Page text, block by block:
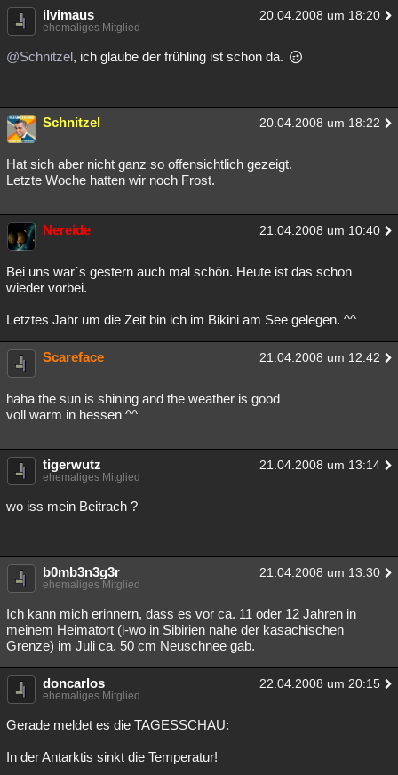
ilvimaus 20.04.2008 um 18:20
ehemaliges Mitglied
@Schnitzel, ich glaube der frühling ist schon da.
Schnitzel 20.04.2008 um 18:22
Hat sich aber nicht ganz so offensichtlich gezeigt.
Letzte Woche hatten wir noch Frost.
Nereide 21.04.2008 um 10:40
Bei uns war´s gestern auch mal schön. Heute ist das schon
wieder vorbei.
Letztes Jahr um die Zeit bin ich im Bikini am See gelegen. ^^
Scareface 21.04.2008 um 12:42
haha the sun is shining and the weather is good
voll warm in hessen ^^
tigerwutz 21.04.2008 um 13:14
ehemaliges Mitglied
wo iss mein Beitrach ?
b0mb3n3g3r 21.04.2008 um 13:30
ehemaliges Mitglied
Ich kann mich erinnern, dass es vor ca. 11 oder 12 Jahren in
meinem Heimatort (i-wo in Sibirien nahe der kasachischen
Grenze) im Juli ca. 50 cm Neuschnee gab.
doncarlos 22.04.2008 um 20:15
ehemaliges Mitglied
Gerade meldet es die TAGESSCHAU:
In der Antarktis sinkt die Temperatur!